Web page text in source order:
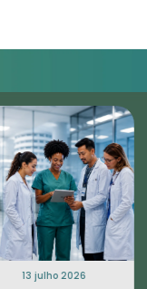
13 julho 2026